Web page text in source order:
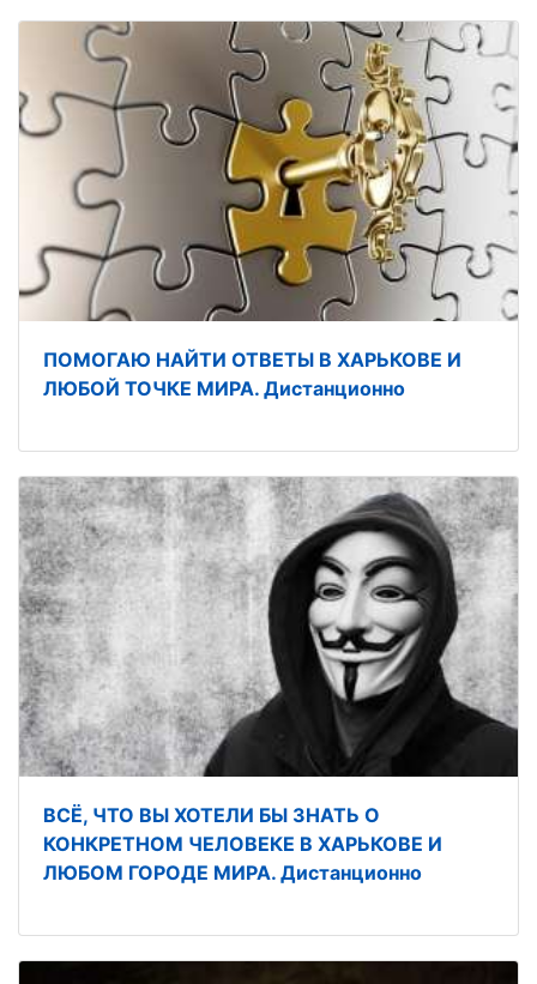
ПОМОГАЮ НАЙТИ ОТВЕТЫ В ХАРЬКОВЕ И
ЛЮБОЙ ТОЧКЕ МИРА. Дистанционно
ВСЁ, ЧТО ВЫ ХОТЕЛИ БЫ ЗНАТЬ О
КОНКРЕТНОМ ЧЕЛОВЕКЕ В ХАРЬКОВЕ И
ЛЮБОМ ГОРОДЕ МИРА. Дистанционно